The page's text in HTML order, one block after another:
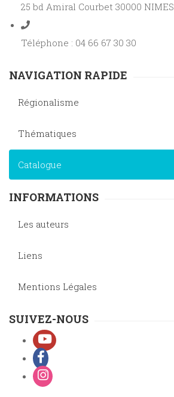
25 bd Amiral Courbet 30000 NIMES
Téléphone : 04 66 67 30 30
NAVIGATION RAPIDE
Régionalisme
Thématiques
Catalogue
INFORMATIONS
Les auteurs
Liens
Mentions Légales
SUIVEZ-NOUS